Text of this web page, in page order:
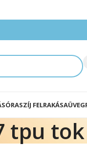
ÓRASZÍJ FELRAKÁSA
tpu tok